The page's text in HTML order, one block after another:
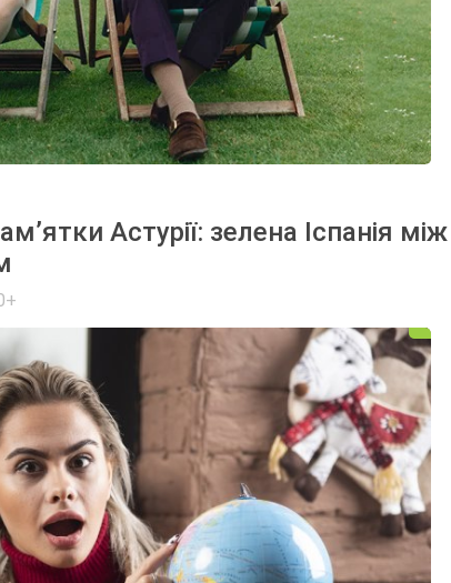
Астурії: зелена Іспанія між